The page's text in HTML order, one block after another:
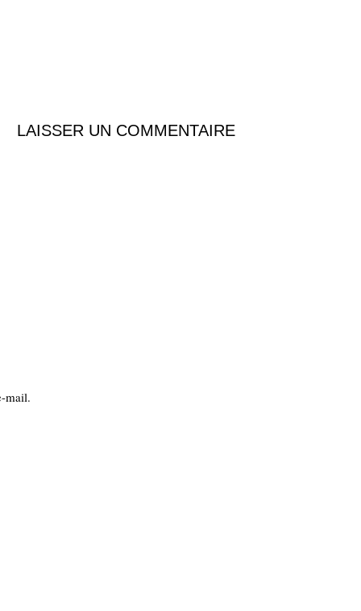
LAISSER UN COMMENTAIRE
mail.